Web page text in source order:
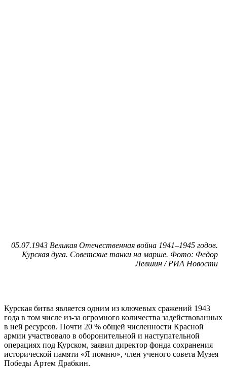
05.07.1943 Великая Отечественная война 1941–1945 годов.
Курская дуга. Советские танки на марше. Фото: Федор
Левшин / РИА Новости
Курская битва является одним из ключевых сражений 1943
года в том числе из-за огромного количества задействованных
в ней ресурсов. Почти 20 % общей численности Красной
армии участвовало в оборонительной и наступательной
операциях под Курском, заявил директор фонда сохранения
исторической памяти «Я помню», член ученого совета Музея
Победы Артем Драбкин.